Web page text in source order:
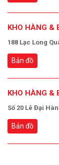
KHO HÀNG &
188 Lạc Long
Bản đồ
KHO HÀNG &
Số 20 Lê Đại
Bản đồ